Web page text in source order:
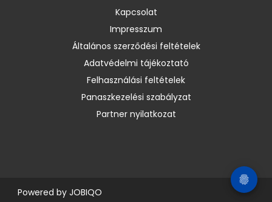
Kapcsolat
Impresszum
Általános szerződési feltételek
Adatvédelmi tájékoztató
Felhasználási feltételek
Panaszkezelési szabályzat
Partner nyilatkozat
Powered by JOBIQO